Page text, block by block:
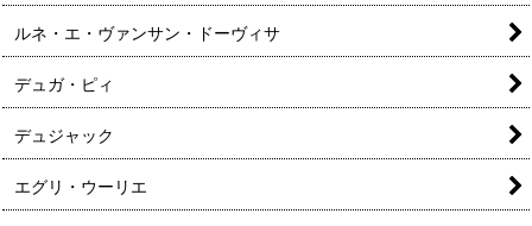
ルネ・エ・ヴァンサン・ドーヴィサ
デュガ・ピィ
デュジャック
エグリ・ウーリエ